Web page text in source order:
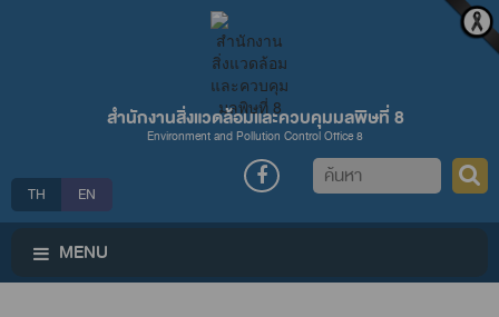
สำนักงานสิ่งแวดล้อมและควบคุมมลพิษที่ 8
Environment and Pollution Control Office 8
TH EN
ค้นหา
MENU